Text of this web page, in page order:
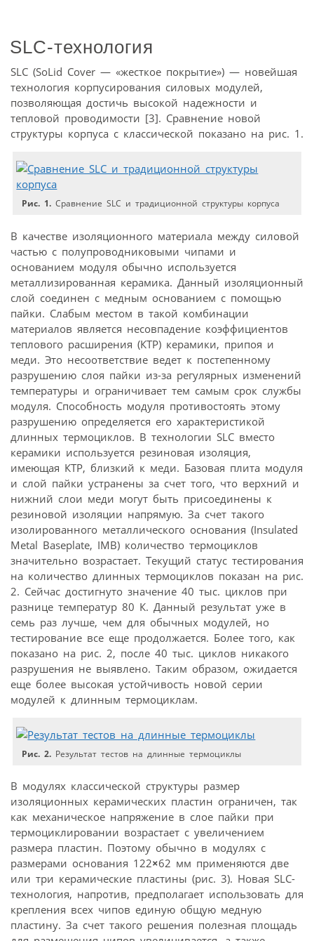
SLC-технология
SLC (SoLid Cover — «жесткое покрытие») — новейшая
технология корпусирования силовых модулей,
позволяющая достичь высокой надежности и
тепловой проводимости [3]. Сравнение новой
структуры корпуса с классической показано на рис. 1.
Рис. 1. Сравнение SLC и традиционной структуры корпуса
В качестве изоляционного материала между силовой
частью с полупроводниковыми чипами и
основанием модуля обычно используется
металлизированная керамика. Данный изоляционный
слой соединен с медным основанием с помощью
пайки. Слабым местом в такой комбинации
материалов является несовпадение коэффициентов
теплового расширения (КТР) керамики, припоя и
меди. Это несоответствие ведет к постепенному
разрушению слоя пайки из-за регулярных изменений
температуры и ограничивает тем самым срок службы
модуля. Способность модуля противостоять этому
разрушению определяется его характеристикой
длинных термоциклов. В технологии SLC вместо
керамики используется резиновая изоляция,
имеющая КТР, близкий к меди. Базовая плита модуля
и слой пайки устранены за счет того, что верхний и
нижний слои меди могут быть присоединены к
резиновой изоляции напрямую. За счет такого
изолированного металлического основания (Insulated
Metal Baseplate, IMB) количество термоциклов
значительно возрастает. Текущий статус тестирования
на количество длинных термоциклов показан на рис.
2. Сейчас достигнуто значение 40 тыс. циклов при
разнице температур 80 К. Данный результат уже в
семь раз лучше, чем для обычных модулей, но
тестирование все еще продолжается. Более того, как
показано на рис. 2, после 40 тыс. циклов никакого
разрушения не выявлено. Таким образом, ожидается
еще более высокая устойчивость новой серии
модулей к длинным термоциклам.
Рис. 2. Результат тестов на длинные термоциклы
В модулях классической структуры размер
изоляционных керамических пластин ограничен, так
как механическое напряжение в слое пайки при
термоциклировании возрастает с увеличением
размера пластин. Поэтому обычно в модулях с
размерами основания 122×62 мм применяются две
или три керамические пластины (рис. 3). Новая SLC-
технология, напротив, предполагает использовать для
крепления всех чипов единую общую медную
пластину. За счет такого решения полезная площадь